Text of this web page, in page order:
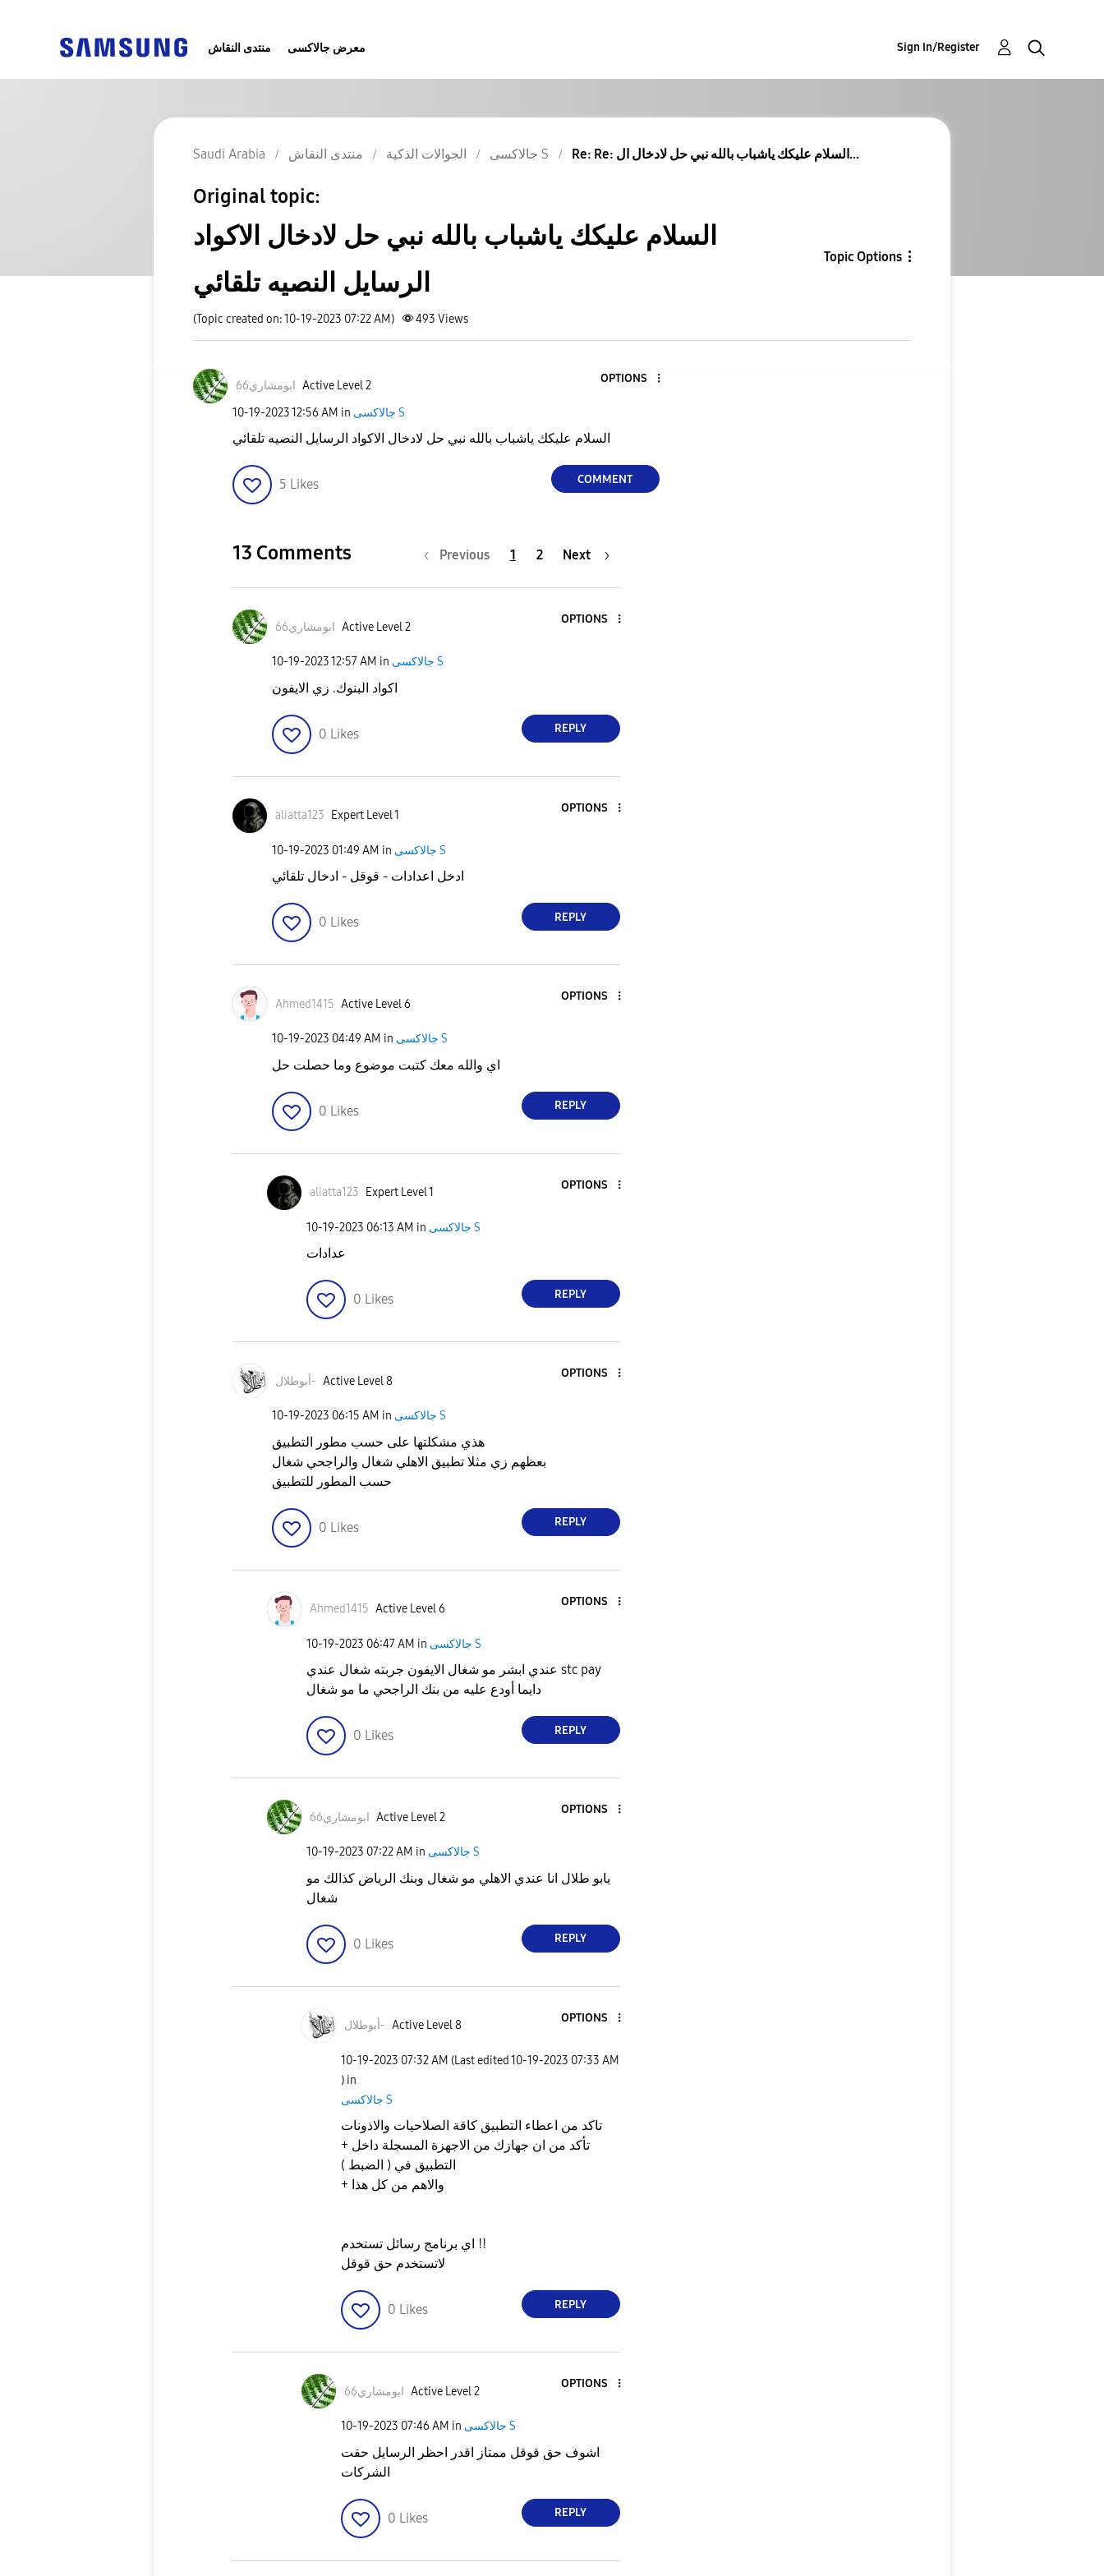
منتدى النقاش معرض جالاكسى Sign In/Register
Saudi Arabia منتدى النقاش الجوالات الذكية جالاكسى S Re: Re: السلام عليكك ياشباب بالله نبي حل لادخال ال...
Original topic:
السلام عليكك ياشباب بالله نبي حل لادخال الاكواد
الرسايل النصيه تلقائي
Topic Options
(Topic created on: 10-19-2023 07:22 AM) 493 Views
ابومشاري66 Active Level 2
OPTIONS
‎10-19-202312:56 AM in جالاكسى S
السلام عليكك ياشباب بالله نبي حل لادخال الاكواد الرسايل النصيه تلقائي
5 Likes COMMENT
13 Comments Previous 1 2 Next
ابومشاري66 Active Level 2
OPTIONS
‎10-19-202312:57 AM in جالاكسى S
اكواد البنوك. زي الايفون
0 Likes REPLY
aliatta123 Expert Level 1
OPTIONS
‎10-19-2023 01:49 AM in جالاكسى S
ادخل اعدادات - قوقل - ادخال تلقائي
0 Likes REPLY
Ahmed1415 Active Level 6
OPTIONS
‎10-19-2023 04:49 AM in جالاكسى S
اي والله معك كتبت موضوع وما حصلت حل
0 Likes REPLY
aliatta123 Expert Level 1
OPTIONS
‎10-19-2023 06:13 AM in جالاكسى S
عدادات
0 Likes REPLY
أبوطلال- Active Level 8
OPTIONS
‎10-19-2023 06:15 AM in جالاكسى S
هذي مشكلتها على حسب مطور التطبيق
بعظهم زي مثلا تطبيق الاهلي شغال والراجحي شغال
حسب المطور للتطبيق
0 Likes REPLY
Ahmed1415 Active Level 6
OPTIONS
‎10-19-2023 06:47 AM in جالاكسى S
عندي ابشر مو شغال الايفون جربته شغال عندي stc pay
دايما أودع عليه من بنك الراجحي ما مو شغال
0 Likes REPLY
ابومشاري66 Active Level 2
OPTIONS
‎10-19-2023 07:22 AM in جالاكسى S
يابو طلال انا عندي الاهلي مو شغال وبنك الرياض كذالك مو
شغال
0 Likes REPLY
أبوطلال- Active Level 8
OPTIONS
‎10-19-2023 07:32 AM (Last edited ‎10-19-2023 07:33 AM
) in
جالاكسى S
تاكد من اعطاء التطبيق كاقة الصلاحيات والاذونات
+ تأكد من ان جهازك من الاجهزة المسجلة داخل
التطبيق في ( الضبط )
+ والاهم من كل هذا
اي برنامج رسائل تستخدم !!
لاتستخدم حق قوقل
0 Likes REPLY
ابومشاري66 Active Level 2
OPTIONS
‎10-19-2023 07:46 AM in جالاكسى S
اشوف حق قوقل ممتاز اقدر احظر الرسايل حقت
الشركات
0 Likes REPLY